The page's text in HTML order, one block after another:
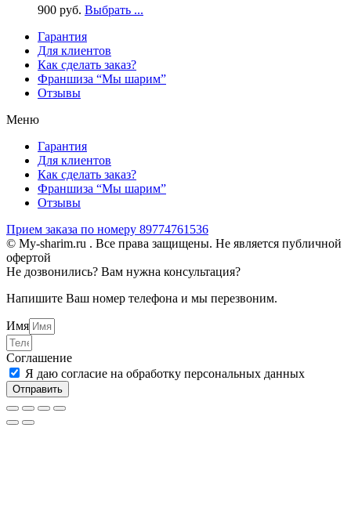
900 руб. Выбрать ...
Гарантия
Для клиентов
Как сделать заказ?
Франшиза “Мы шарим”
Отзывы
Меню
Гарантия
Для клиентов
Как сделать заказ?
Франшиза “Мы шарим”
Отзывы
Прием заказа по номеру 89774761536
© My-sharim.ru . Все права защищены. Не является публичной
офертой
Не дозвонились? Вам нужна консультация?
Напишите Ваш номер телефона и мы перезвоним.
Имя
Соглашение
Я даю согласие на обработку персональных данных
Отправить